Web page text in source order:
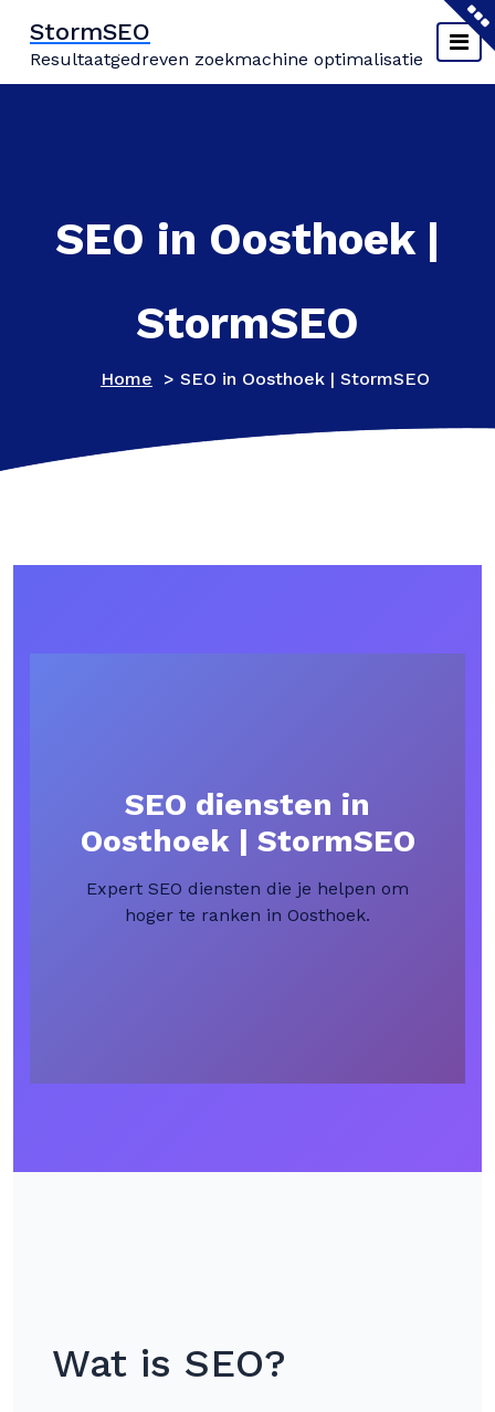
inhoud
springen
StormSEO
Resultaatgedreven zoekmachine optimalisatie
SEO in Oosthoek |
StormSEO
Home > SEO in Oosthoek | StormSEO
SEO diensten in
Oosthoek | StormSEO
Expert SEO diensten die je helpen om
hoger te ranken in Oosthoek.
Wat is SEO?